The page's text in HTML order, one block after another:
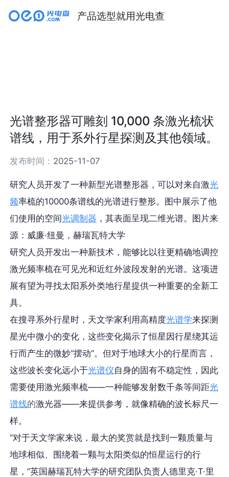
产品选型就用光电查
光谱整形器可雕刻 10,000 条激光梳状
谱线，用于系外行星探测及其他领域。
发布时间： 2025-11-07
研究人员开发了一种新型光谱整形器，可以对来自激光
频率梳的10000条谱线的光谱进行整形。图中展示了他
们使用的空间光调制器 ，其表面呈现二维光谱。图片来
源：威廉·纽曼，赫瑞瓦特大学
研究人员开发出一种新技术，能够比以往更精确地调控
激光频率梳在可见光和近红外波段发射的光谱。这项进
展有望为寻找太阳系外类地行星提供一种重要的全新工
具。
在搜寻系外行星时，天文学家利用高精度光谱学来探测
星光中微小的变化，这些变化揭示了恒星因行星绕其运
行而产生的微妙“摆动”。但对于地球大小的行星而言，
这些波长变化远小于光谱仪自身的固有不稳定性，因此
需要使用激光频率梳——一种能够发射数千条等间距光
谱线的激光器——来提供参考，就像精确的波长标尺一
样。
“对于天文学家来说，最大的奖赏就是找到一颗质量与
地球相似、围绕着一颗与太阳类似的恒星运行的行
星，”英国赫瑞瓦特大学的研究团队负责人德里克·T·里